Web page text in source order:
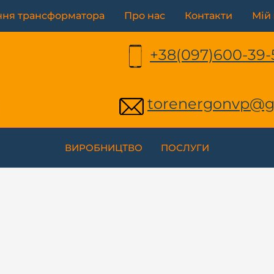
трансформатора Про нас Контакти Мій
+38(097)600-
ВИРОБНИЦТВО ПОСЛУГИ